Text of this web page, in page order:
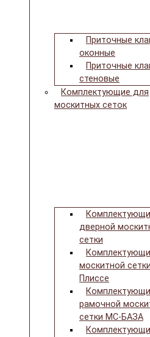
Приточные
оконные
Приточные
стеновые
Комплектующие для
москитных сеток
дверной
сетки
москитной сетки
Плиссе
рамочной
сетки МС-БАЗА